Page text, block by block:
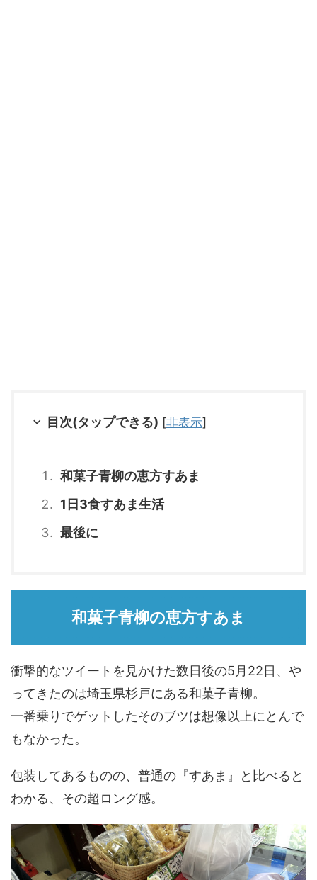
目次(タップできる) [非表示]
和菓子青柳の恵方すあま
1日3食すあま生活
最後に
和菓子青柳の恵方すあま
衝撃的なツイートを見かけた数日後の5月22日、や
ってきたのは埼玉県杉戸にある和菓子青柳。
一番乗りでゲットしたそのブツは想像以上にとんで
もなかった。
包装してあるものの、普通の『すあま』と比べると
わかる、その超ロング感。